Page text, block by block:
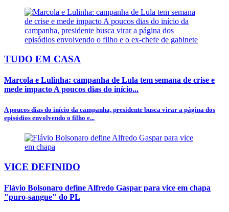
TUDO EM CASA
Marcola e Lulinha: campanha de Lula tem semana de crise e
mede impacto A poucos dias do início...
A poucos dias do início da campanha, presidente busca virar a página dos
episódios envolvendo o filho e...
VICE DEFINIDO
Flávio Bolsonaro define Alfredo Gaspar para vice em chapa
"puro-sangue" do PL